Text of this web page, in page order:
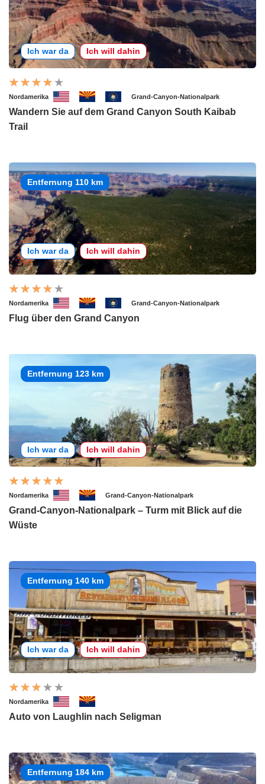
Ich war da Ich will dahin
Nordamerika Grand-Canyon-Nationalpark
Wandern Sie auf dem Grand Canyon South Kaibab
Trail
Entfernung 110 km
Ich war da Ich will dahin
Nordamerika Grand-Canyon-Nationalpark
Flug über den Grand Canyon
Entfernung 123 km
Ich war da Ich will dahin
Nordamerika Grand-Canyon-Nationalpark
Grand-Canyon-Nationalpark – Turm mit Blick auf die
Wüste
Entfernung 140 km
Ich war da Ich will dahin
Nordamerika
Auto von Laughlin nach Seligman
Entfernung 184 km